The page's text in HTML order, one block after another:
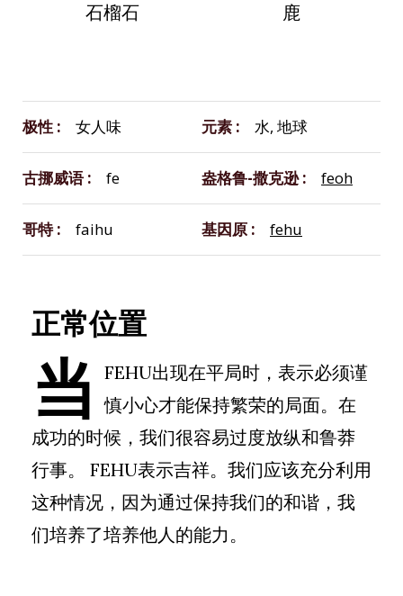
石榴石 鹿
极性 女人味 元素 水, 地球
古挪威语 fe 盎格鲁-撒克逊 feoh
哥特 faihu 基因原 fehu
正常位置
当
FEHU出现在平局时，表示必须谨
慎小心才能保持繁荣的局面。在
成功的时候，我们很容易过度放纵和鲁莽
行事。 FEHU表示吉祥。我们应该充分利用
这种情况，因为通过保持我们的和谐，我
们培养了培养他人的能力。